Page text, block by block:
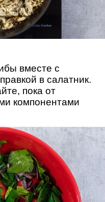
вместе с
в салатник.
пока от
компонентами